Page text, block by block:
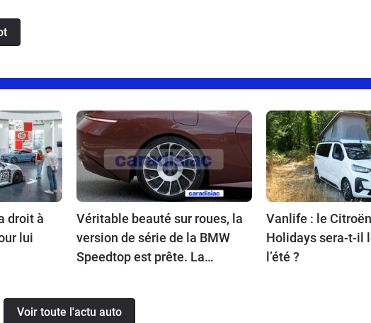
droit à
lui
Véritable beauté sur roues, la
version de série de la BMW
Speedtop est prête. La
chasse sera limitée à 70
exemplaires.
Vanlife : le
Holidays sera-t-il
l’été ?
Voir toute l'actu auto